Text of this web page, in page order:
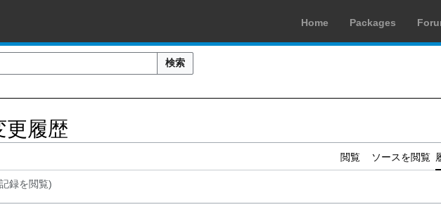
Home Packages
検索
更履歴
閲覧 ソースを閲覧
録を閲覧)